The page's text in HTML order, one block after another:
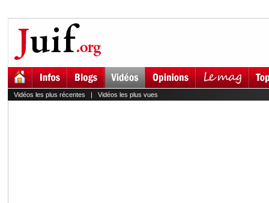
Vidéos les plus récentes | Vidéos les plus vues